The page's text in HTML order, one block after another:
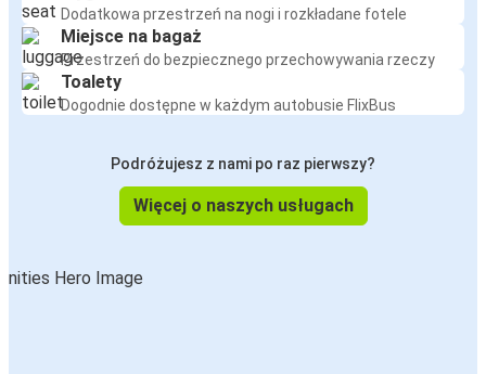
Dodatkowa przestrzeń na nogi i rozkładane fotele
Miejsce na bagaż
Przestrzeń do bezpiecznego przechowywania rzeczy
Toalety
Dogodnie dostępne w każdym autobusie FlixBus
Podróżujesz z nami po raz pierwszy?
Więcej o naszych usługach